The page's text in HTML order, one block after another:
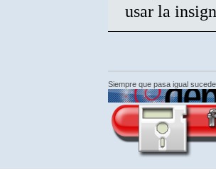
usar la
Siempre que pasa igual